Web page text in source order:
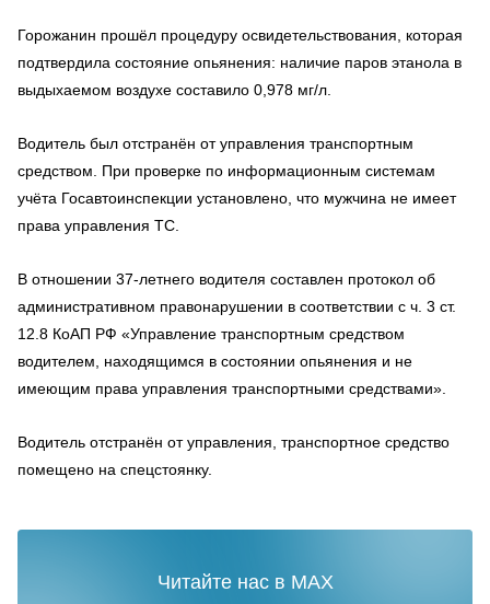
Горожанин прошёл процедуру освидетельствования, которая
подтвердила состояние опьянения: наличие паров этанола в
выдыхаемом воздухе составило 0,978 мг/л.
Водитель был отстранён от управления транспортным
средством. При проверке по информационным системам
учёта Госавтоинспекции установлено, что мужчина не имеет
права управления ТС.
В отношении 37-летнего водителя составлен протокол об
административном правонарушении в соответствии с ч. 3 ст.
12.8 КоАП РФ «Управление транспортным средством
водителем, находящимся в состоянии опьянения и не
имеющим права управления транспортными средствами».
Водитель отстранён от управления, транспортное средство
помещено на спецстоянку.
Читайте нас в MAX